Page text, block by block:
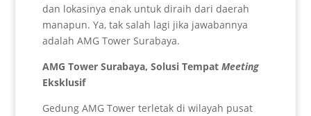
dan lokasinya enak untuk diraih dari daerah
manapun. Ya, tak salah lagi jika jawabannya
adalah AMG Tower Surabaya.
AMG Tower Surabaya, Solusi Tempat Meeting
Eksklusif
Gedung AMG Tower terletak di wilayah pusat